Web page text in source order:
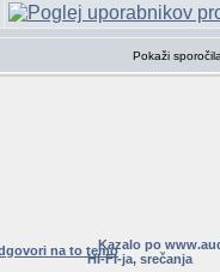
Pokaži
Kazalo po
HI-FI-ja, srečanja